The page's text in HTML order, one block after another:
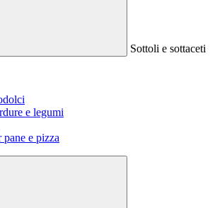
Sottoli e sottaceti
e legumi
e pizza